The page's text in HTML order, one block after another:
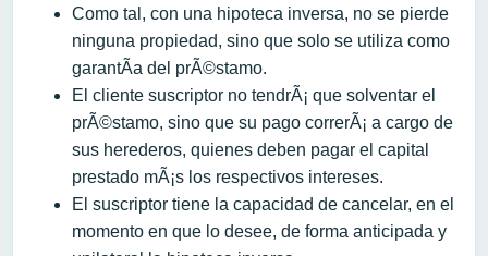
Como tal, con una hipoteca inversa, no se pierde
ninguna propiedad, sino que solo se utiliza como
garantÃ­a del prÃ©stamo.
El cliente suscriptor no tendrÃ¡ que solventar el
prÃ©stamo, sino que su pago correrÃ¡ a cargo de
sus herederos, quienes deben pagar el capital
prestado mÃ¡s los respectivos intereses.
El suscriptor tiene la capacidad de cancelar, en el
momento en que lo desee, de forma anticipada y